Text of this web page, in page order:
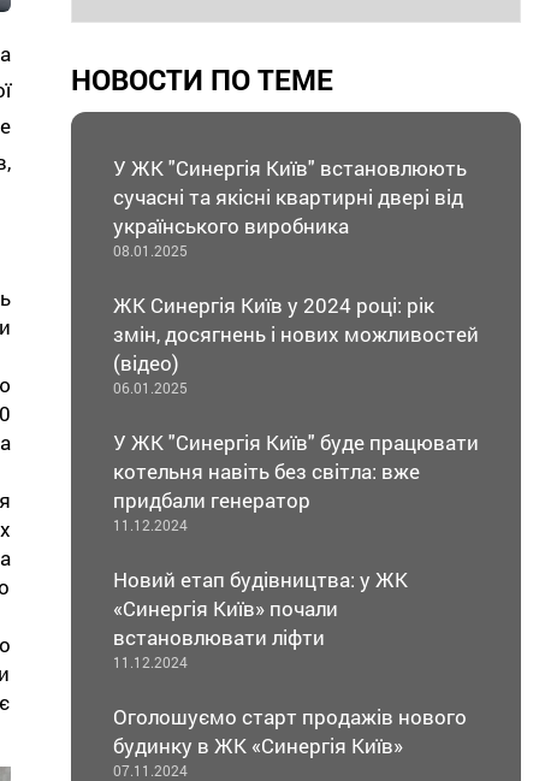
НОВОСТИ ПО ТЕМЕ
У ЖК "Синергія Київ" встановлюють
сучасні та якісні квартирні двері від
українського виробника
08.01.2025
ЖК Синергія Київ у 2024 році: рік
змін, досягнень і нових можливостей
(відео)
06.01.2025
У ЖК "Синергія Київ" буде працювати
котельня навіть без світла: вже
придбали генератор
11.12.2024
Новий етап будівництва: у ЖК
«Синергія Київ» почали
встановлювати ліфти
11.12.2024
Оголошуємо старт продажів нового
будинку в ЖК «Синергія Київ»
07.11.2024